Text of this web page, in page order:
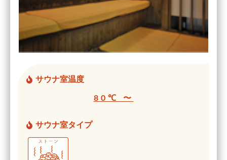
サウナ室温度
80℃ 〜
サウナ室タイプ